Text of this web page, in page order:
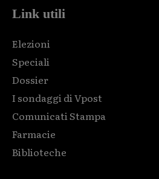
Link utili
Elezioni
Speciali
Dossier
I sondaggi di Vpost
Comunicati Stampa
Farmacie
Biblioteche